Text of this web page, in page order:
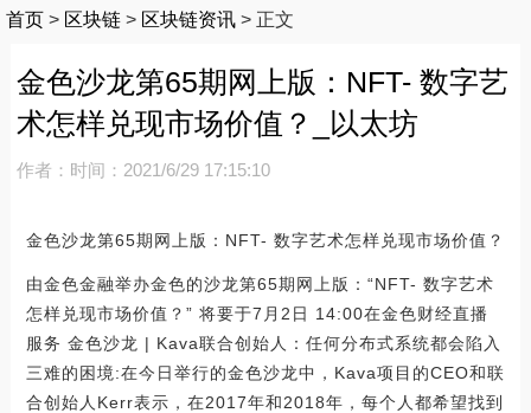
首页 > 区块链 > 区块链资讯 > 正文
金色沙龙第65期网上版：NFT- 数字艺
术怎样兑现市场价值？_以太坊
作者： 时间：2021/6/29 17:15:10
金色沙龙第65期网上版：NFT- 数字艺术怎样兑现市场价值？
由金色金融举办金色的沙龙第65期网上版：“NFT- 数字艺术
怎样兑现市场价值？” 将要于7月2日 14:00在金色财经直播
服务 金色沙龙 | Kava联合创始人：任何分布式系统都会陷入
三难的困境:在今日举行的金色沙龙中，Kava项目的CEO和联
合创始人Kerr表示，在2017年和2018年，每个人都希望找到